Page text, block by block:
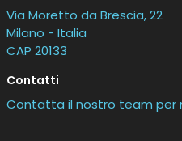
Via Moretto da Brescia, 22
Milano - Italia
CAP 20133
Contatti
Contatta il nostro team per